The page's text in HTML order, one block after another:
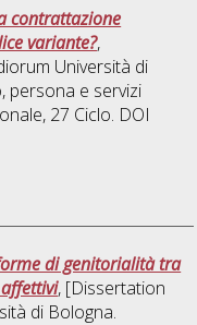
contrattazione
variante?,
Università di
persona e servizi
, 27 Ciclo. DOI
di genitorialità tra
, [Dissertation
di Bologna.